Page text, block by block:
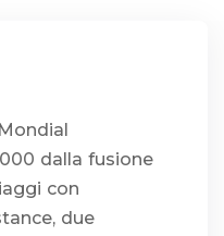
dalla fusione
con
due